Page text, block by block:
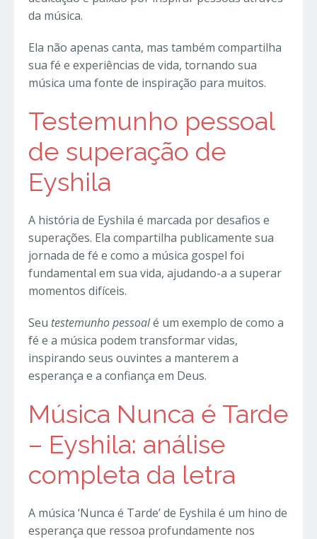
da música.
Ela não apenas canta, mas também compartilha
sua fé e experiências de vida, tornando sua
música uma fonte de inspiração para muitos.
Testemunho pessoal
de superação de
Eyshila
A história de Eyshila é marcada por desafios e
superações. Ela compartilha publicamente sua
jornada de fé e como a música gospel foi
fundamental em sua vida, ajudando-a a superar
momentos difíceis.
Seu testemunho pessoalé um exemplo de como a
fé e a música podem transformar vidas,
inspirando seus ouvintes a manterem a
esperança e a confiança em Deus.
Música Nunca é Tarde
– Eyshila: análise
completa da letra
A música ‘Nunca é Tarde’ de Eyshila é um hino de
esperança que ressoa profundamente nos